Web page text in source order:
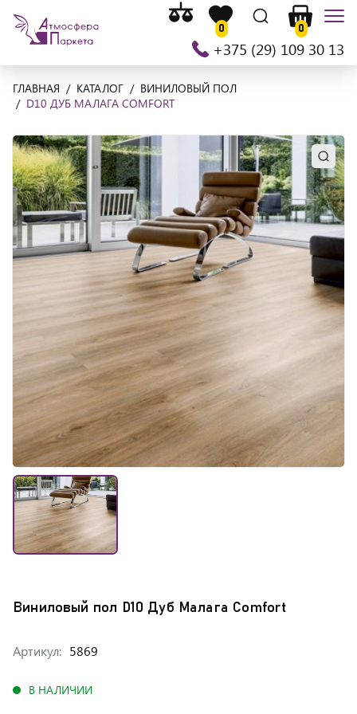
На
главную
+375 (29) 109 30 13
Список
сравненияСписок
желаемого
0 Поиск Корзина
0
ГЛАВНАЯ КАТАЛОГ
ВИНИЛОВЫЙ ПОЛ
D10 ДУБ МАЛАГА COMFORT
Виниловый пол D10 Дуб Малага Comfort
Артикул: 5869
В НАЛИЧИИ